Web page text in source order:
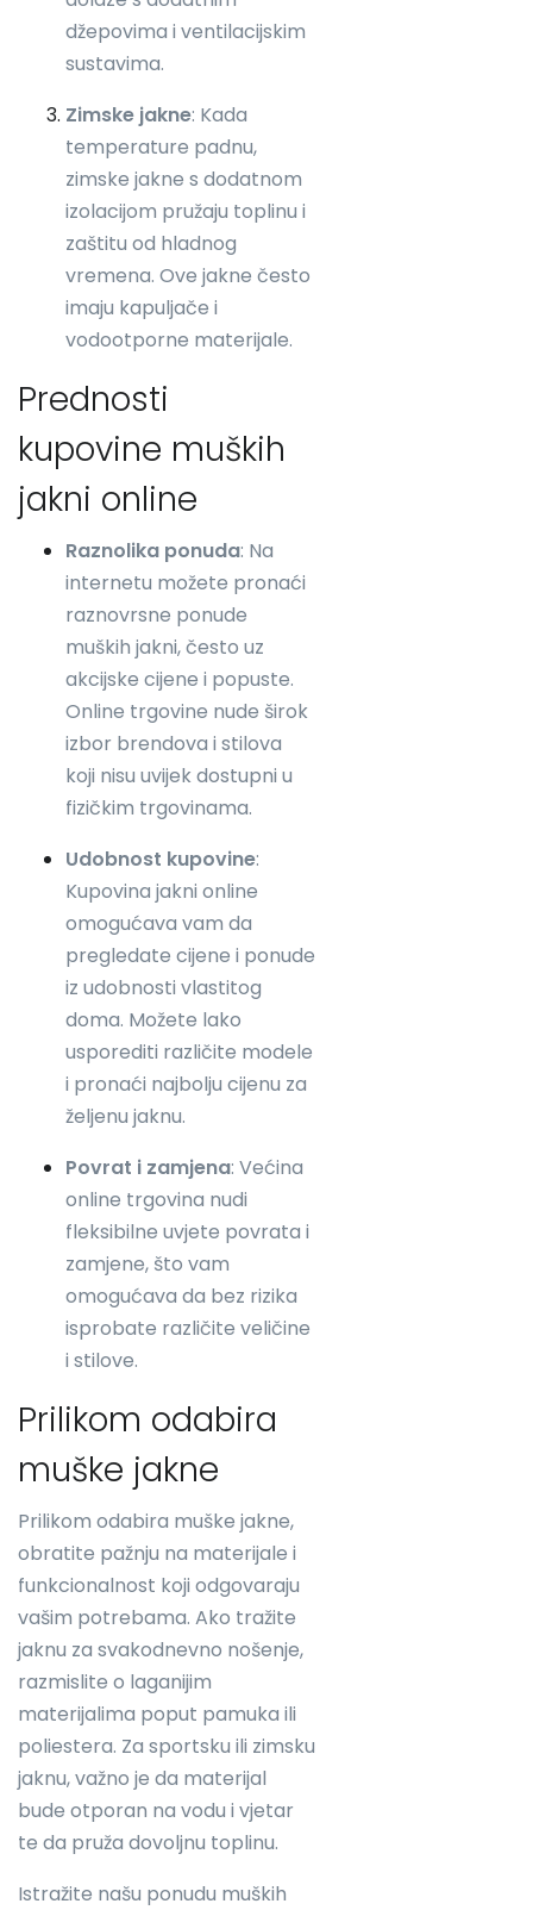
džepovima i ventilacijskim
sustavima.
Zimske jakne: Kada
temperature padnu,
zimske jakne s dodatnom
izolacijom pružaju toplinu i
zaštitu od hladnog
vremena. Ove jakne često
imaju kapuljače i
vodootporne materijale.
Prednosti
kupovine muških
jakni online
Raznolika ponuda: Na
internetu možete pronaći
raznovrsne ponude
muških jakni, često uz
akcijske cijene i popuste.
Online trgovine nude širok
izbor brendova i stilova
koji nisu uvijek dostupni u
fizičkim trgovinama.
Udobnost kupovine:
Kupovina jakni online
omogućava vam da
pregledate cijene i ponude
iz udobnosti vlastitog
doma. Možete lako
usporediti različite modele
i pronaći najbolju cijenu za
željenu jaknu.
Povrat i zamjena: Većina
online trgovina nudi
fleksibilne uvjete povrata i
zamjene, što vam
omogućava da bez rizika
isprobate različite veličine
i stilove.
Prilikom odabira
muške jakne
Prilikom odabira muške jakne,
obratite pažnju na materijale i
funkcionalnost koji odgovaraju
vašim potrebama. Ako tražite
jaknu za svakodnevno nošenje,
razmislite o laganijim
materijalima poput pamuka ili
poliestera. Za sportsku ili zimsku
jaknu, važno je da materijal
bude otporan na vodu i vjetar
te da pruža dovoljnu toplinu.
Istražite našu ponudu muških